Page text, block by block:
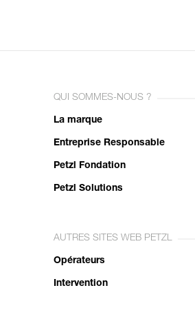
QUI SOMMES-NOUS ?
La marque
Entreprise Responsable
Petzl Fondation
Petzl Solutions
AUTRES SITES WEB PETZL
Opérateurs
Intervention